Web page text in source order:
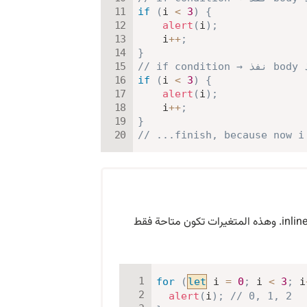
if (i < 3)
{
alert (i) ;
    i
++;
}
if (i < 3)
{
alert (i) ;
    i
++;
}
// ...finish, because now i
داخل الحلقة. وهذا يسمى “inline” variable declaration. وهذه المتغيرات تكون متاحة فقط
for ( let i = 0 ; i < 3 ; i
alert (i) ;
// 0, 1, 2